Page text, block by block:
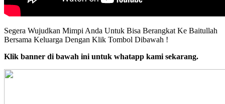
Segera Wujudkan Mimpi Anda Untuk Bisa Berangkat Ke Baitullah
Bersama Keluarga Dengan Klik Tombol Dibawah !
Klik banner di bawah ini untuk whatapp kami sekarang.